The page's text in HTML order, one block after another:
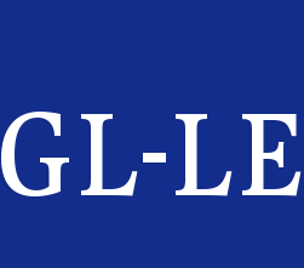
GL-